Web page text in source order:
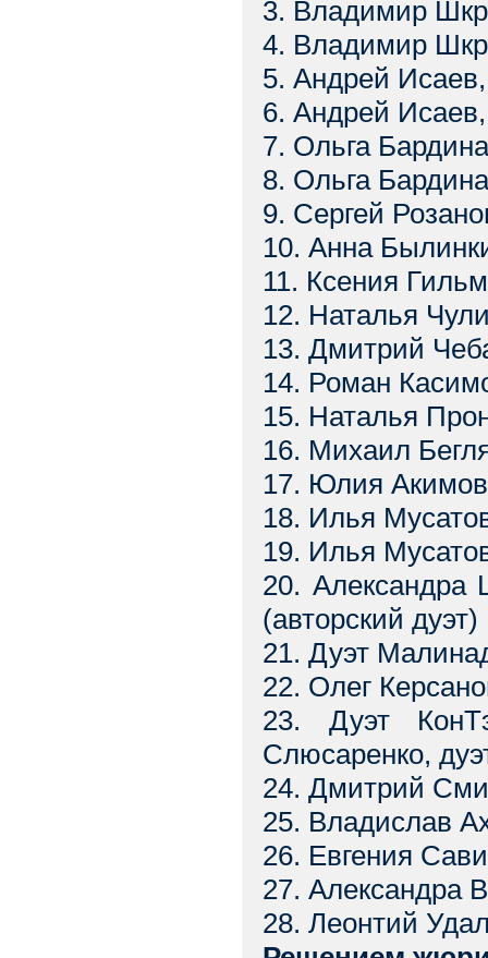
3. Владимир
4. Владимир
5. Андрей Исаев,
6. Андрей
7. Ольга
8. Ольга
9. Сергей
10. Анна
11. Ксения
12. Наталья
13. Дмитрий
14. Роман
15. Наталья
16. Михаил
17. Юлия
18. Илья
19. Илья
20. Александра
(авторский дуэт)
21. Дуэт
22. Олег
23. Дуэт
Слюсаренко,
24. Дмитрий
25. Владислав
26. Евгения
27. Александра
28. Леонтий